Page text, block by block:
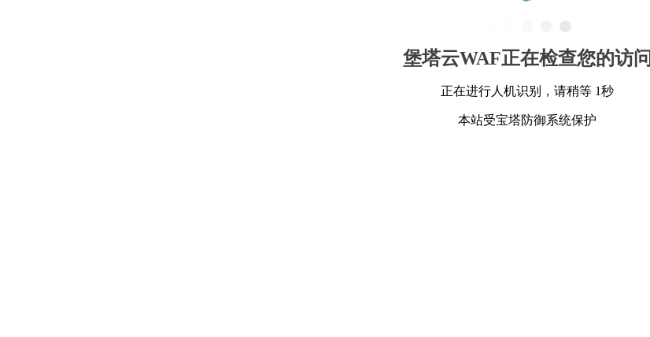
堡塔云WAF正在检查您的访问
正在进行人机识别，请稍等 1秒
本站受宝塔防御系统保护